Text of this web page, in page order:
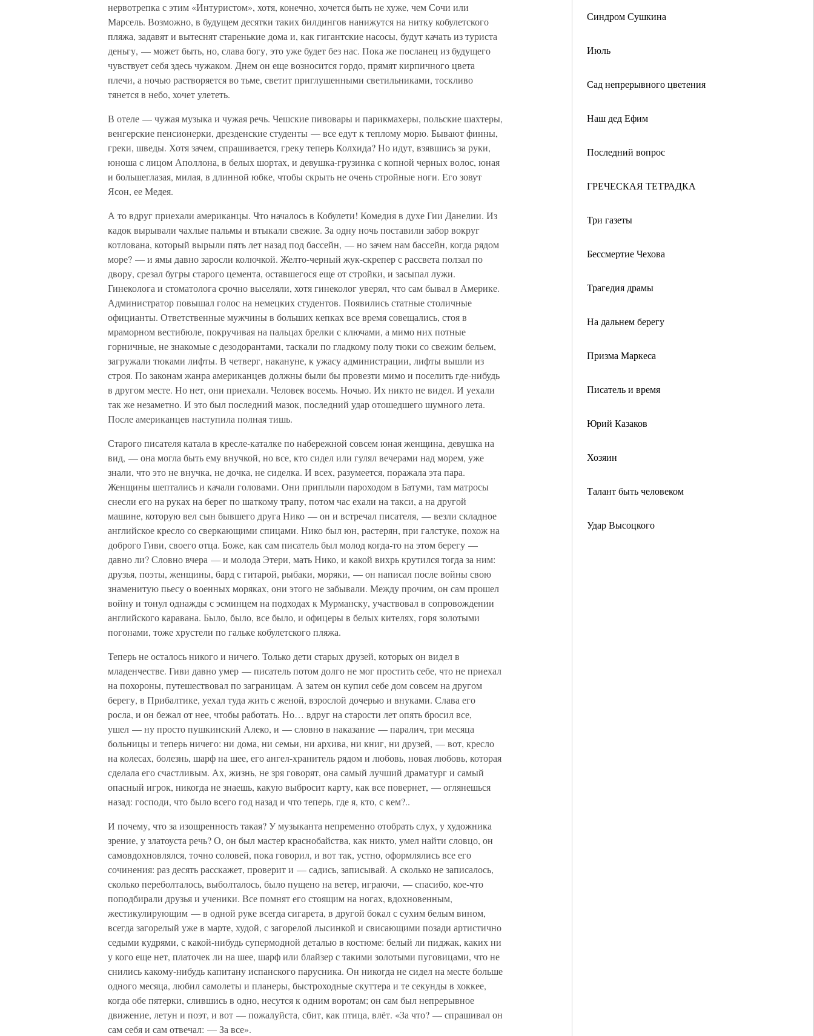
Синдром Сушкина
Июль
Сад непрерывного цветения
Наш дед Ефим
Последний вопрос
ГРЕЧЕСКАЯ ТЕТРАДКА
Три газеты
Бессмертие Чехова
Трагедия драмы
На дальнем берегу
Призма Маркеса
Писатель и время
Юрий Казаков
Хозяин
Талант быть человеком
Удар Высоцкого
нервотрепка с этим «Интуристом», хотя, конечно, хочется быть не хуже, чем Сочи или
Марсель. Возможно, в будущем десятки таких билдингов нанижутся на нитку кобулетского
пляжа, задавят и вытеснят старенькие дома и, как гигантские насосы, будут качать из туриста
деньгу, — может быть, но, слава богу, это уже будет без нас. Пока же посланец из будущего
чувствует себя здесь чужаком. Днем он еще возносится гордо, прямят кирпичного цвета
плечи, а ночью растворяется во тьме, светит приглушенными светильниками, тоскливо
тянется в небо, хочет улететь.
В отеле — чужая музыка и чужая речь. Чешские пивовары и парикмахеры, польские шахтеры,
венгерские пенсионерки, дрезденские студенты — все едут к теплому морю. Бывают финны,
греки, шведы. Хотя зачем, спрашивается, греку теперь Колхида? Но идут, взявшись за руки,
юноша с лицом Аполлона, в белых шортах, и девушка-грузинка с копной черных волос, юная
и большеглазая, милая, в длинной юбке, чтобы скрыть не очень стройные ноги. Его зовут
Ясон, ее Медея.
А то вдруг приехали американцы. Что началось в Кобулети! Комедия в духе Гии Данелии. Из
кадок вырывали чахлые пальмы и втыкали свежие. За одну ночь поставили забор вокруг
котлована, который вырыли пять лет назад под бассейн, — но зачем нам бассейн, когда рядом
море? — и ямы давно заросли колючкой. Желто-черный жук-скрепер с рассвета ползал по
двору, срезал бугры старого цемента, оставшегося еще от стройки, и засыпал лужи.
Гинеколога и стоматолога срочно выселяли, хотя гинеколог уверял, что сам бывал в Америке.
Администратор повышал голос на немецких студентов. Появились статные столичные
официанты. Ответственные мужчины в больших кепках все время совещались, стоя в
мраморном вестибюле, покручивая на пальцах брелки с ключами, а мимо них потные
горничные, не знакомые с дезодорантами, таскали по гладкому полу тюки со свежим бельем,
загружали тюками лифты. В четверг, накануне, к ужасу администрации, лифты вышли из
строя. По законам жанра американцев должны были бы провезти мимо и поселить где-нибудь
в другом месте. Но нет, они приехали. Человек восемь. Ночью. Их никто не видел. И уехали
так же незаметно. И это был последний мазок, последний удар отошедшего шумного лета.
После американцев наступила полная тишь.
Старого писателя катала в кресле-каталке по набережной совсем юная женщина, девушка на
вид, — она могла быть ему внучкой, но все, кто сидел или гулял вечерами над морем, уже
знали, что это не внучка, не дочка, не сиделка. И всех, разумеется, поражала эта пара.
Женщины шептались и качали головами. Они приплыли пароходом в Батуми, там матросы
снесли его на руках на берег по шаткому трапу, потом час ехали на такси, а на другой
машине, которую вел сын бывшего друга Нико — он и встречал писателя, — везли складное
английское кресло со сверкающими спицами. Нико был юн, растерян, при галстуке, похож на
доброго Гиви, своего отца. Боже, как сам писатель был молод когда-то на этом берегу —
давно ли? Словно вчера — и молода Этери, мать Нико, и какой вихрь крутился тогда за ним:
друзья, поэты, женщины, бард с гитарой, рыбаки, моряки, — он написал после войны свою
знаменитую пьесу о военных моряках, они этого не забывали. Между прочим, он сам прошел
войну и тонул однажды с эсминцем на подходах к Мурманску, участвовал в сопровождении
английского каравана. Было, было, все было, и офицеры в белых кителях, горя золотыми
погонами, тоже хрустели по гальке кобулетского пляжа.
Теперь не осталось никого и ничего. Только дети старых друзей, которых он видел в
младенчестве. Гиви давно умер — писатель потом долго не мог простить себе, что не приехал
на похороны, путешествовал по заграницам. А затем он купил себе дом совсем на другом
берегу, в Прибалтике, уехал туда жить с женой, взрослой дочерью и внуками. Слава его
росла, и он бежал от нее, чтобы работать. Но… вдруг на старости лет опять бросил все,
ушел — ну просто пушкинский Алеко, и — словно в наказание — паралич, три месяца
больницы и теперь ничего: ни дома, ни семьи, ни архива, ни книг, ни друзей, — вот, кресло
на колесах, болезнь, шарф на шее, его ангел-хранитель рядом и любовь, новая любовь, которая
сделала его счастливым. Ах, жизнь, не зря говорят, она самый лучший драматург и самый
опасный игрок, никогда не знаешь, какую выбросит карту, как все повернет, — оглянешься
назад: господи, что было всего год назад и что теперь, где я, кто, с кем?..
И почему, что за изощренность такая? У музыканта непременно отобрать слух, у художника
зрение, у златоуста речь? О, он был мастер краснобайства, как никто, умел найти словцо, он
самовдохновлялся, точно соловей, пока говорил, и вот так, устно, оформлялись все его
сочинения: раз десять расскажет, проверит и — садись, записывай. А сколько не записалось,
сколько переболталось, выболталось, было пущено на ветер, играючи, — спасибо, кое-что
поподбирали друзья и ученики. Все помнят его стоящим на ногах, вдохновенным,
жестикулирующим — в одной руке всегда сигарета, в другой бокал с сухим белым вином,
всегда загорелый уже в марте, худой, с загорелой лысинкой и свисающими позади артистично
седыми кудрями, с какой-нибудь супермодной деталью в костюме: белый ли пиджак, каких ни
у кого еще нет, платочек ли на шее, шарф или блайзер с такими золотыми пуговицами, что не
снились какому-нибудь капитану испанского парусника. Он никогда не сидел на месте больше
одного месяца, любил самолеты и планеры, быстроходные скуттера и те секунды в хоккее,
когда обе пятерки, слившись в одно, несутся к одним воротам; он сам был непрерывное
движение, летун и поэт, и вот — пожалуйста, сбит, как птица, влёт. «За что? — спрашивал он
сам себя и сам отвечал: — За все».